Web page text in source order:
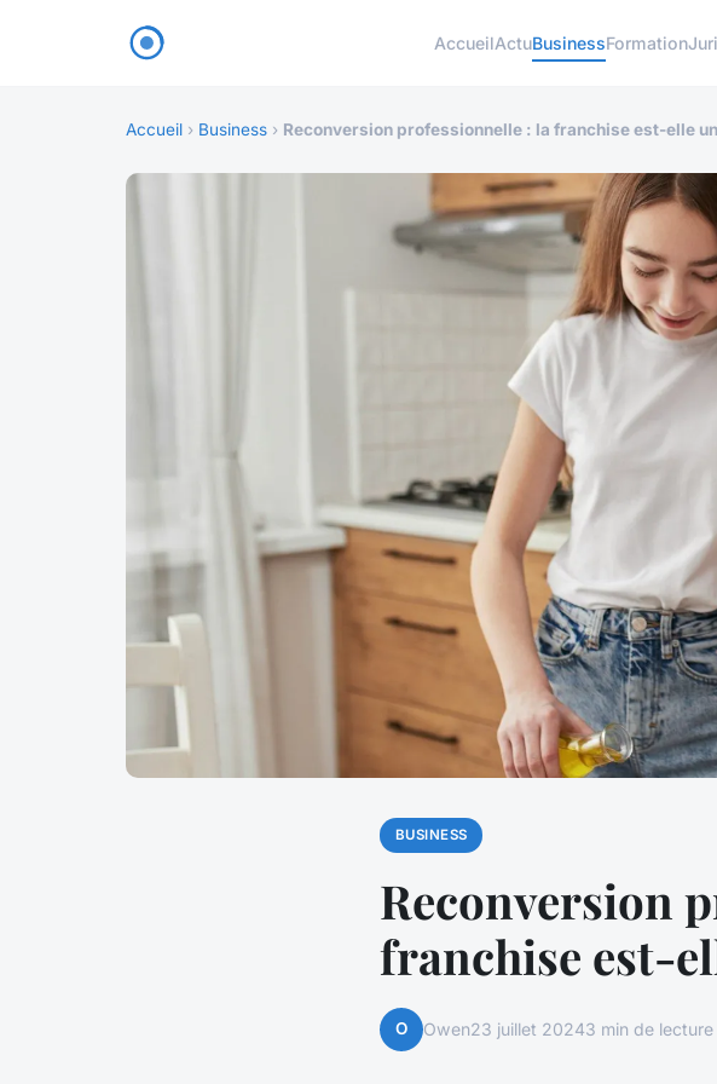
AccueilActuBusinessFormation
Accueil › Business › Reconversion professionnelle : la franchise est-elle
BUSINESS
Reconversion
franchise est-
O Owen23 juillet 20243 min de lecture